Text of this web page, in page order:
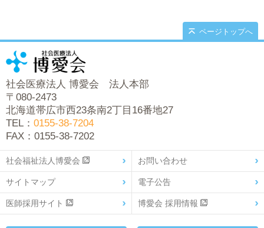
ページトップへ
社会医療法人 博愛会 法人本部
〒080-2473
北海道帯広市西23条南2丁目16番地27
TEL： 0155-38-7204
FAX：0155-38-7202
社会福祉法人博愛会 お問い合わせ
サイトマップ 電子公告
医師採用サイト 博愛会 採用情報